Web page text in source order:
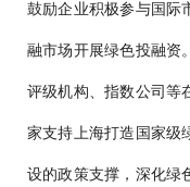
鼓励企业积极参与国际
融市场开展绿色投融资
评级机构、指数公司等
家支持上海打造国家级
设的政策支撑，深化绿